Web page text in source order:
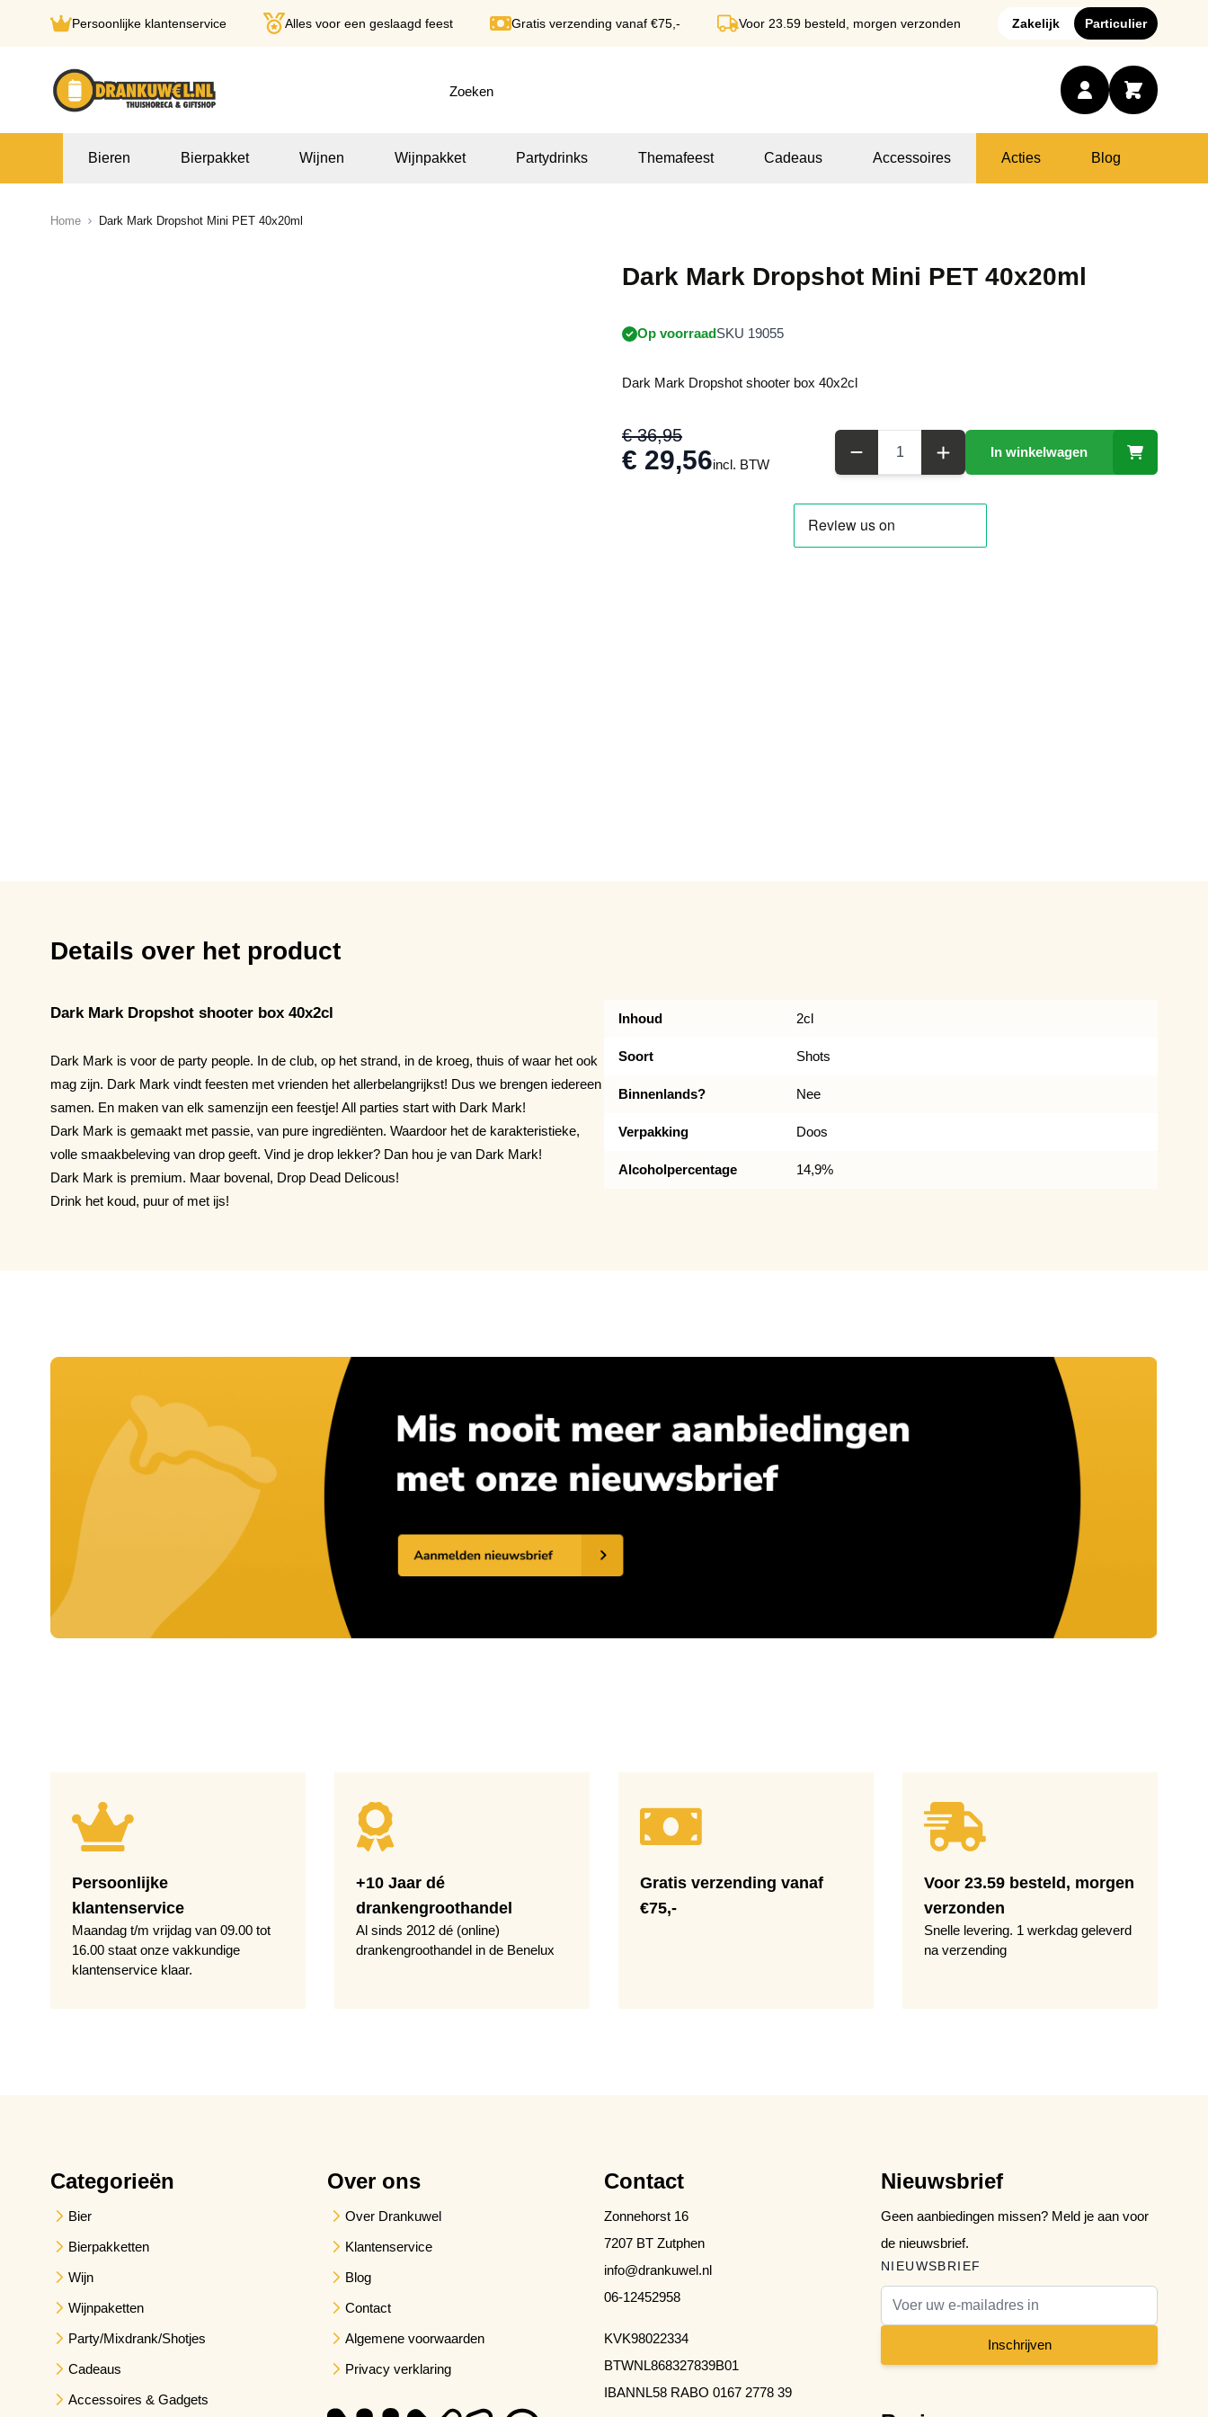
Persoonlijke klantenservice Alles voor een geslaagd feest Gratis verzending vanaf €75,- Voor 23.59 besteld, morgen verzonden Zakelijk Particulier
Bieren Bierpakket Wijnen Wijnpakket Partydrinks Themafeest Cadeaus Accessoires Acties Blog
Home Dark Mark Dropshot Mini PET 40x20ml
Dark Mark Dropshot Mini PET 40x20ml
Op voorraadSKU 19055
Dark Mark Dropshot shooter box 40x2cl
€ 36,95
€ 29,56incl. BTW
In winkelwagen
Details over het product
Dark Mark Dropshot shooter box 40x2cl
Dark Mark is voor de party people. In de club, op het strand, in de kroeg, thuis of waar het ook
mag zijn. Dark Mark vindt feesten met vrienden het allerbelangrijkst! Dus we brengen iedereen
samen. En maken van elk samenzijn een feestje! All parties start with Dark Mark!
Dark Mark is gemaakt met passie, van pure ingrediënten. Waardoor het de karakteristieke,
volle smaakbeleving van drop geeft. Vind je drop lekker? Dan hou je van Dark Mark!
Dark Mark is premium. Maar bovenal, Drop Dead Delicous!
Drink het koud, puur of met ijs!
Inhoud 2cl
Soort Shots
Binnenlands? Nee
Verpakking Doos
Alcoholpercentage 14,9%
Persoonlijke
klantenservice
Maandag t/m vrijdag van 09.00 tot
16.00 staat onze vakkundige
klantenservice klaar.
+10 Jaar dé
drankengroothandel
Al sinds 2012 dé (online)
drankengroothandel in de Benelux
Gratis verzending vanaf
€75,-
Voor 23.59 besteld, morgen
verzonden
Snelle levering. 1 werkdag geleverd
na verzending
Categorieën
Bier
Bierpakketten
Wijn
Wijnpaketten
Party/Mixdrank/Shotjes
Cadeaus
Accessoires & Gadgets
Over ons
Over Drankuwel
Klantenservice
Blog
Contact
Algemene voorwaarden
Privacy verklaring
Contact
Zonnehorst 16
7207 BT Zutphen
info@drankuwel.nl
06-12452958
KVK98022334
BTWNL868327839B01
IBANNL58 RABO 0167 2778 39
Nieuwsbrief
Geen aanbiedingen missen? Meld je aan voor
de nieuwsbrief.
NIEUWSBRIEF
E-mail adres
Inschrijven